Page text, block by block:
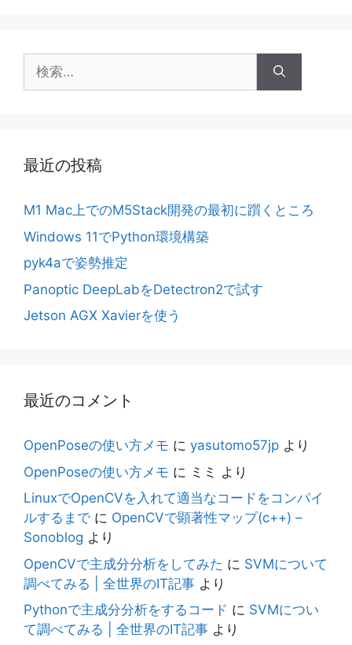
索:
最近の投稿
M1 Mac上でのM5Stack開発の最初に躓くところ
Windows 11でPython環境構築
pyk4aで姿勢推定
Panoptic DeepLabをDetectron2で試す
Jetson AGX Xavierを使う
最近のコメント
OpenPoseの使い方メモ に yasutomo57jp より
OpenPoseの使い方メモ に ミミ より
LinuxでOpenCVを入れて適当なコードをコンパイ
ルするまで に OpenCVで顕著性マップ(c++) –
Sonoblog より
OpenCVで主成分分析をしてみた に SVMについて
調べてみる | 全世界のIT記事 より
Pythonで主成分分析をするコード に SVMについ
て調べてみる | 全世界のIT記事 より